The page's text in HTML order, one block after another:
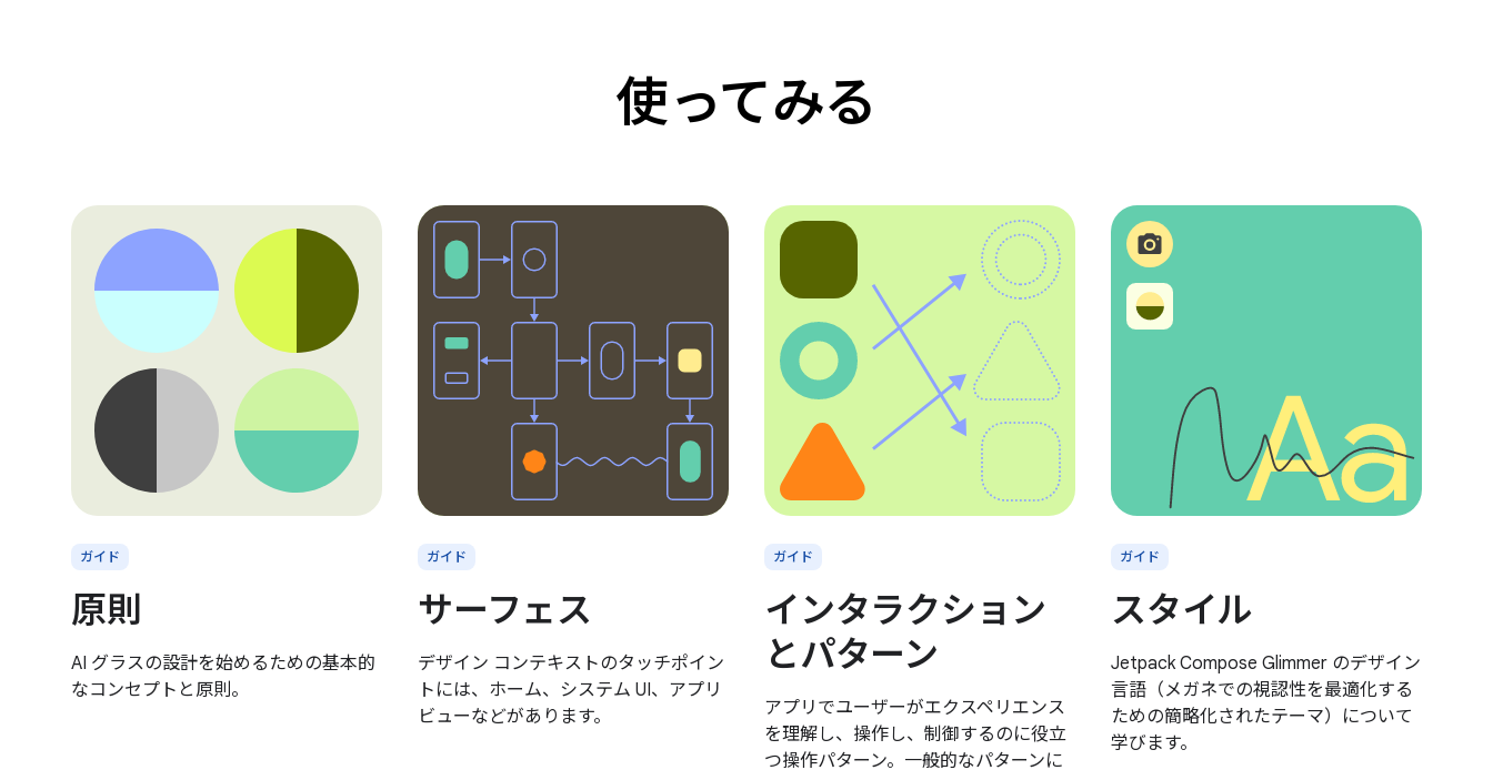
使ってみる
ガイド
原則
AI グラスの設計を始めるための基本的
なコンセプトと原則。
ガイド
サーフェス
デザイン コンテキストのタッチポイン
トには、ホーム、システム UI、アプリ
ビューなどがあります。
ガイド
インタラクション
とパターン
アプリでユーザーがエクスペリエンス
を理解し、操作し、制御するのに役立
つ操作パターン。一般的なパターンに
ガイド
スタイル
Jetpack Compose Glimmer のデザイン
言語（メガネでの視認性を最適化する
ための簡略化されたテーマ）について
学びます。